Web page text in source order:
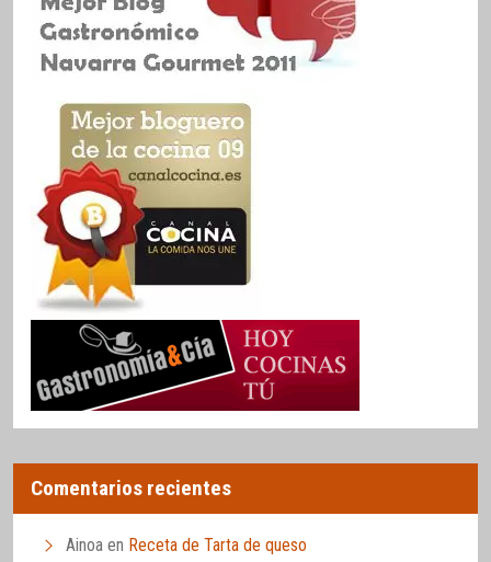
Comentarios recientes
Ainoa en Receta de Tarta de queso